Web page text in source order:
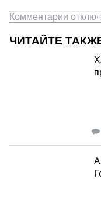
Комментарии
ЧИТАЙТЕ